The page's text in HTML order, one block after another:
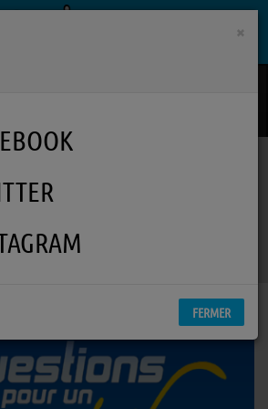
émissions participatives
pour un champion
×
FERMER